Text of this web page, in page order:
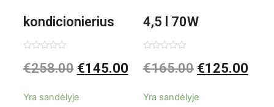
kondicionierius
Evareer
0
iš
€258.00 €145.00
Yra sandėlyje
4,5 l 70W
nešiojamas,
0
iš
€165.00 €125.00
Yra sandėlyje